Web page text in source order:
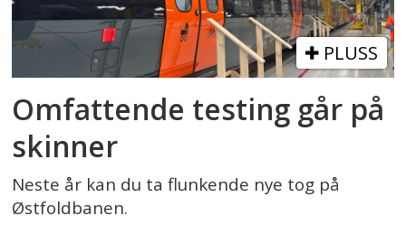
PLUSS
Omfattende testing går på
skinner
Neste år kan du ta flunkende nye tog på
Østfoldbanen.